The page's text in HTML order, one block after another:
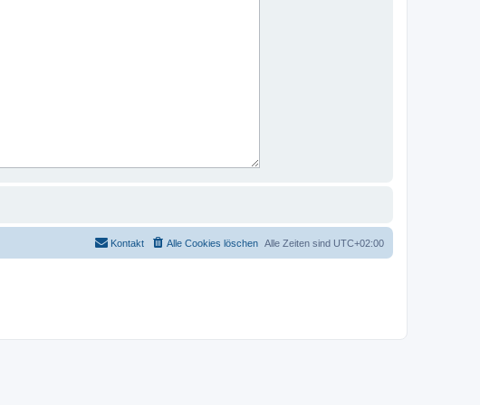
Alle Zeiten sind UTC+02:00
Alle Cookies löschen
Kontakt